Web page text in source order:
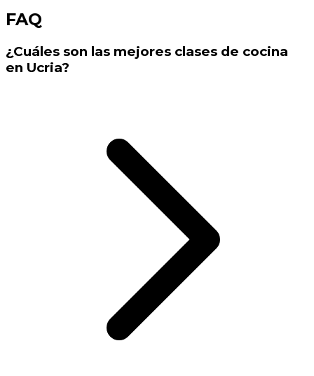
FAQ
¿Cuáles son las mejores clases de cocina
en Ucria?